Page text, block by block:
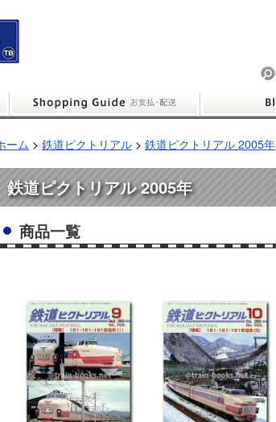
ーム > 鉄道ピクトリアル > 鉄道ピクトリアル 2005年
鉄道ピクトリアル 2005年
商品一覧